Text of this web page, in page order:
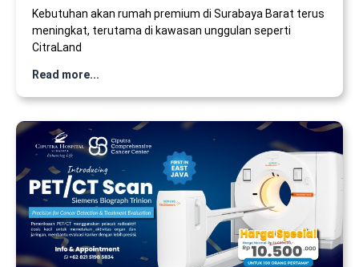
Kebutuhan akan rumah premium di Surabaya Barat terus
meningkat, terutama di kawasan unggulan seperti
CitraLand
Read more...